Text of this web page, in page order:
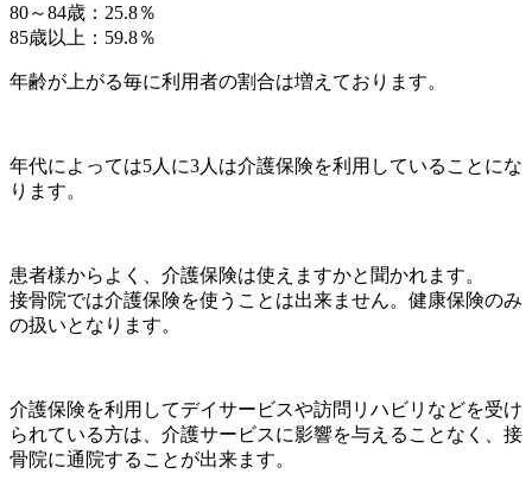
80～84歳：25.8％
85歳以上：59.8％
年齢が上がる毎に利用者の割合は増えております。
年代によっては5人に3人は介護保険を利用していることにな
ります。
患者様からよく、介護保険は使えますかと聞かれます。
接骨院では介護保険を使うことは出来ません。健康保険のみ
の扱いとなります。
介護保険を利用してデイサービスや訪問リハビリなどを受け
られている方は、介護サービスに影響を与えることなく、接
骨院に通院することが出来ます。